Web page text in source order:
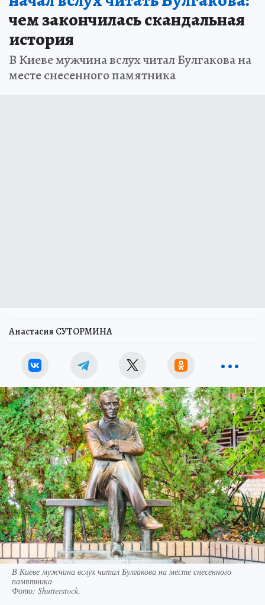
чем закончилась скандальная
история
В Киеве мужчина вслух читал Булгакова на
месте снесенного памятника
Анастасия СУТОРМИНА
В Киеве мужчина вслух читал Булгакова на месте снесенного
памятника
Фото: Shutterstock.